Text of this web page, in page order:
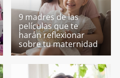
9 madres de las
películas que te
harán reflexionar
sobre tu maternidad